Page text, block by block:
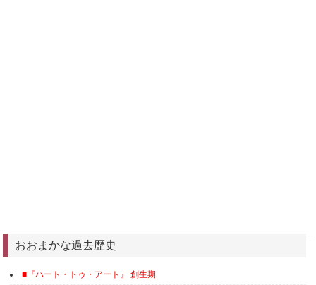
おおまかな過去歴史
■『ハート・トゥ・アート』 創生期